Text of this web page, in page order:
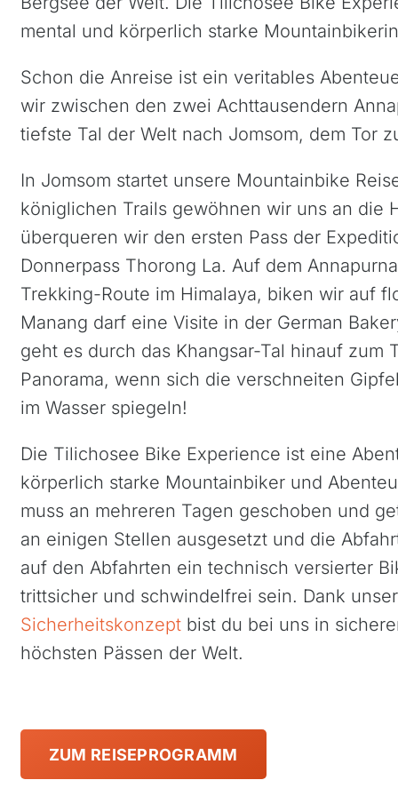
mental und körperlich starke
Schon die Anreise ist ein veritables
wir zwischen den zwei Achttausendern
tiefste Tal der Welt nach Jomsom, dem Tor
In Jomsom startet unsere Mountainbike
königlichen Trails gewöhnen wir uns an die
überqueren wir den ersten Pass der
Donnerpass Thorong La. Auf dem
Trekking-Route im Himalaya, biken wir auf
Manang darf eine Visite in der German
geht es durch das Khangsar-Tal hinauf zum
Panorama, wenn sich die verschneiten
im Wasser spiegeln!
Die Tilichosee Bike Experience ist eine
körperlich starke Mountainbiker und
muss an mehreren Tagen geschoben und
an einigen Stellen ausgesetzt und die
auf den Abfahrten ein technisch versierter
trittsicher und schwindelfrei sein. Dank
Sicherheitskonzeptbist du bei uns in
höchsten Pässen der Welt.
ZUM REISEPROGRAMM
Azoren, Portugal
Balkan
Baltikum (Estland, Lettland,
Litauen)
Bikestationen
Frankreich
Griechenland